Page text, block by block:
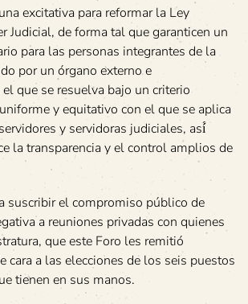
excitativa para reformar la Ley
Judicial, de forma tal que garanticen un
para las personas integrantes de la
por un órgano externo e
que se resuelva bajo un criterio
y equitativo con el que se aplica
y servidoras judiciales, así́
la transparencia y el control amplios de
suscribir el compromiso público de
a reuniones privadas con quienes
que este Foro les remitió
cara a las elecciones de los seis puestos
tienen en sus manos.